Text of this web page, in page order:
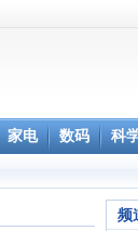
家电 数码 科
频